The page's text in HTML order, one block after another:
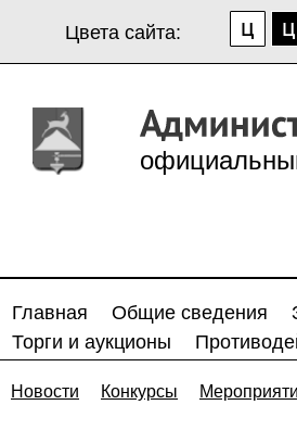
Цвета сайта:
Главная Общие сведения
Торги и аукционы
Новости Конкурсы